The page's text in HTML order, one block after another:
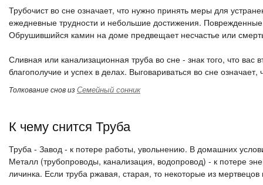
Трубочист во сне означает, что нужно принять меры для
ежедневные трудности и небольшие достижения.
Обрушившийся камин на доме предвещает несчастье или
Сливная или канализационная труба во сне - знак того, что
благополучие и успех в делах. Выговариваться во сне
Толкование снов изСемейный сонник
К чему снится Труба
Труба - Завод - к потере работы, увольнению. В домашних
Металл (трубопроводы, канализация, водопровод) - к потере
личинка. Если труба ржавая, старая, то некоторые из мертвецов